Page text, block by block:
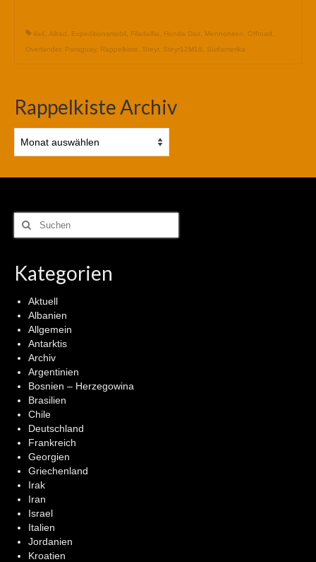
4x4 Allrad Expeditionsmobil Filadelfia Honda Dax Mennoniten Offroad
Overlander, Paraguay, Rappelkiste Steyr, Steyr12M18 Südamerika
Rappelkiste Archiv
Archiv
Suchen
nach:
Kategorien
Aktuell
Albanien
Allgemein
Antarktis
Archiv
Argentinien
Bosnien – Herzegowina
Brasilien
Chile
Deutschland
Frankreich
Georgien
Griechenland
Irak
Iran
Israel
Italien
Jordanien
Kroatien